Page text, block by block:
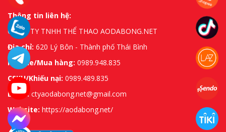
Thông tin liên hệ:
CÔNG TY TNHH THỂ THAO AODABONG.NET
Địa chỉ: 620 Lý Bôn - Thành phố Thái Bình
Hotline/Mua hàng: 0989.948.835
CSKH/Khiếu nại: 0989.489.835
Email:ctyaodabong.net@gmail.com
Website: https://aodabong.net/